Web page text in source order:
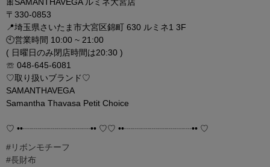
🎀SAMANTHAVEGA ルミネ大宮店
〒330-0853
📍埼玉県さいたま市大宮区錦町 630 ルミネ1 3F
🕙営業時間 10:00 ~ 21:00
( 日曜日のみ閉店時間は20:30 )
☏ 048-645-6081
♡取り扱いブランド♡
SAMANTHAVEGA
Samantha Thavasa Petit Choice
♡ ••┈┈┈┈┈┈┈┈•• ♡♡ ••┈┈┈┈┈┈┈┈•• ♡
#リボンモチーフ
#長財布